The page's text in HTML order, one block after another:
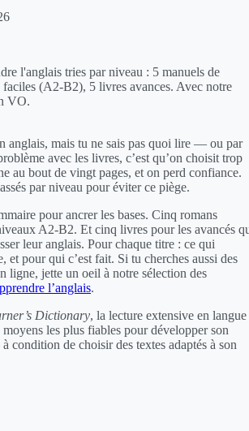
l'anglais tries par niveau : 5 manuels de
faciles (A2-B2), 5 livres avances. Avec notre
VO.
anglais, mais tu ne sais pas quoi lire — ou par
avec les livres, c’est qu’on choisit trop
au bout de vingt pages, et on perd confiance.
par niveau pour éviter ce piège.
pour ancrer les bases. Cinq romans
A2-B2. Et cinq livres pour les avancés
leur anglais. Pour chaque titre : ce qui
et pour qui c’est fait. Si tu cherches aussi des
ligne, jette un oeil à notre sélection des
l’anglais.
Dictionary, la lecture extensive en langue
moyens les plus fiables pour développer son
condition de choisir des textes adaptés à son